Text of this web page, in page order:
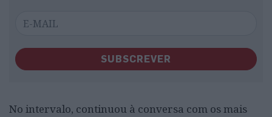
SUBSCREVER
No intervalo, continuou à conversa com os mais